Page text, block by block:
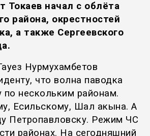
начал с облёта
района, окрестностей
а также Сергеевского
Нурмухамбетов
что волна паводка
по нескольким районам.
Есильскому, Шал акына. А
Петропавловску. Режим ЧС
районах. На сегодняшний